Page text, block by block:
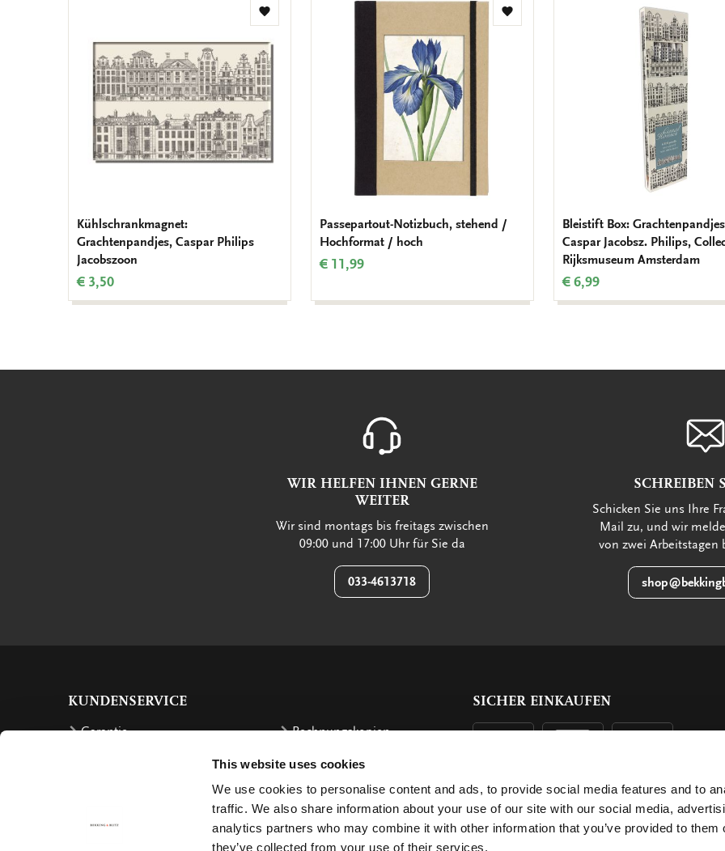
This website uses cookies
We use cookies to personalise content and ads, to provide social media features and to
traffic. We also share information about your use of our site with our social media,
analytics partners who may combine it with other information that you’ve provided to them
they’ve collected from your use of their services.
Zur
hinzufügen
Kühlschrankmagnet:
Grachtenpandjes, Caspar Philips
Jacobszoon
€ 3,50
Zur
Passepartout-Notizbuch, stehend /
Hochformat / hoch
€ 11,99
Bleistift Box:
Caspar Jacobsz. Philips,
Rijksmuseum Amsterdam
€ 6,99
WIR HELFEN IHNEN GERNE
WEITER
Wir sind montags bis freitags zwischen
09:00 und 17:00 Uhr für Sie da
033-4613718
SCHREIBEN
Schicken Sie uns Ihre
Mail zu, und wir
von zwei Arbeitstagen
KUNDENSERVICE
Garantie
Rechnungskopien
Rückzahlung
Beschwerden
Stornierung
Contact
SICHER EINKAUFEN